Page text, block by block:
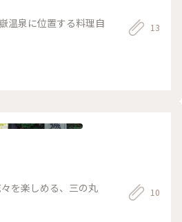
温泉に位置する料理自
13
を楽しめる、三の丸
10